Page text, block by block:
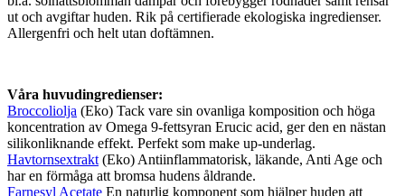
ut och avgiftar huden. Rik på certifierade ekologiska ingredienser.
Allergenfri och helt utan doftämnen.
Våra huvudingredienser:
Broccoliolja (Eko) Tack vare sin ovanliga komposition och höga
koncentration av Omega 9-fettsyran Erucic acid, ger den en nästan
silikonliknande effekt. Perfekt som make up-underlag.
Havtornsextrakt (Eko) Antiinflammatorisk, läkande, Anti Age och
har en förmåga att bromsa hudens åldrande.
Farnesyl Acetate En naturlig komponent som hjälper huden att